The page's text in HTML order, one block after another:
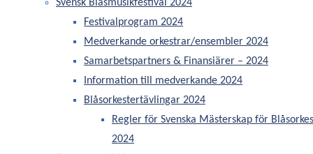
Svensk Blåsmusikfestival 2024
Festivalprogram 2024
Medverkande orkestrar/ensembler 2024
Samarbetspartners & Finansiärer – 2024
Information till medverkande 2024
Blåsorkestertävlingar 2024
Regler för Svenska Mästerskap för
2024
Regler för Svenska
Mästerskap för